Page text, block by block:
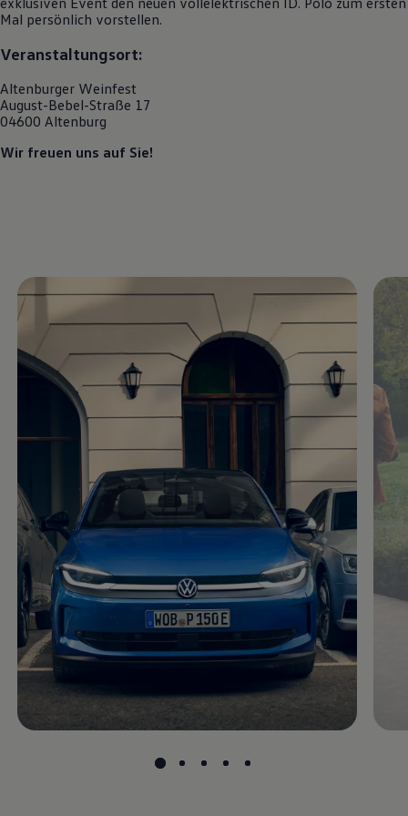
R-Kollektion
GTI Kollektion
Fußball Drop
we drive football
#wedriveproud
Besitzer und Service
myVolkswagen
Software Updates
Service und Ersatzteile
Inspektion und HU/AU
Zubehör
Modellspezifisches Zubehör
Schutz und Pflege
Transport
Entertainment und Elektronik
Individualisieren
Wallbox und Ladekabel
Digitale Extras
Dienste für Ihr Modell finden
Volkswagen Apps, Login und Shop
Updates für Software, Karten und Radio
Über Ihr Auto
Vorgängermodelle
Kundeninformationen
Volkswagen Kundenbetreuung
Warn- und Kontrollleuchten
Digitale Betriebsanleitung
Live Beratung
Magazin
Lifestyle
Transport
Familie
Pannen- und Unfallhilfe
Volkswagen Kundenbetreuung
Mal persönlich vorstellen.
Veranstaltungsort:
Altenburger Weinfest
August-Bebel-Straße 17
04600 Altenburg
Wir freuen uns auf Sie!